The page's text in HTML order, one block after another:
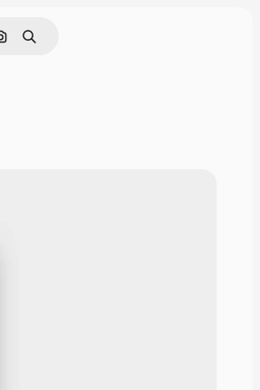
像で検索
検索